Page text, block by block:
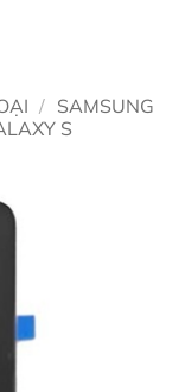
/ SAMSUNG
S